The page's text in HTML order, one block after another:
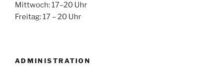
Mittwoch: 17–20 Uhr
Freitag: 17 – 20 Uhr
ADMINISTRATION